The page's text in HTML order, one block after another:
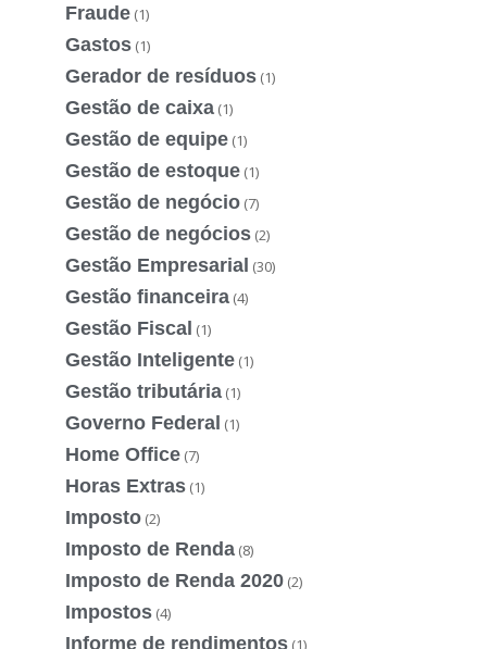
Fraude (1)
Gastos (1)
Gerador de resíduos (1)
Gestão de caixa (1)
Gestão de equipe (1)
Gestão de estoque (1)
Gestão de negócio (7)
Gestão de negócios (2)
Gestão Empresarial (30)
Gestão financeira (4)
Gestão Fiscal (1)
Gestão Inteligente (1)
Gestão tributária (1)
Governo Federal (1)
Home Office (7)
Horas Extras (1)
Imposto (2)
Imposto de Renda (8)
Imposto de Renda 2020 (2)
Impostos (4)
Informe de rendimentos (1)